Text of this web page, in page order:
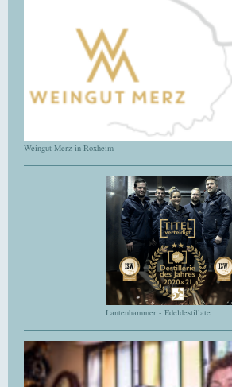
Weingut Merz in Roxheim
Lantenhammer - Edeldestillate